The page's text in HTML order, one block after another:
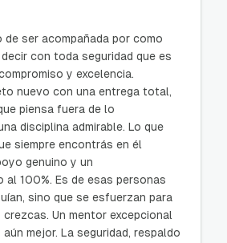
de ser acompañada por como
con toda seguridad que es
y excelencia.
nuevo con una entrega total,
piensa fuera de lo
disciplina admirable. Lo que
siempre encontrás en él
genuino y un
al 100%. Es de esas personas
sino que se esfuerzan para
Un mentor excepcional
mejor. La seguridad, respaldo